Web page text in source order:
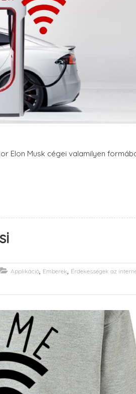
Elon Musk cégei valamilyen
Applikáció, Emberek, Érdekességek az